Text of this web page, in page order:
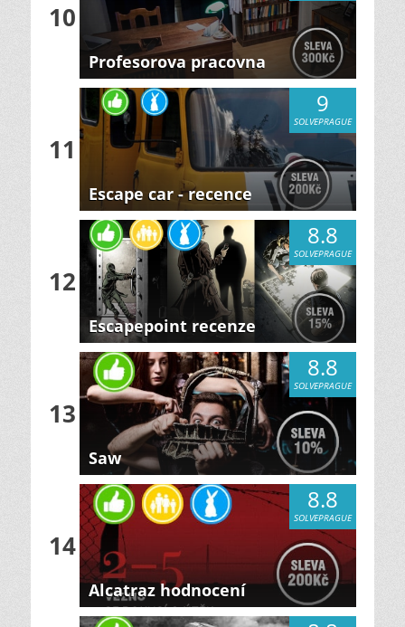
10
Profesorova pracovna
11
9
SOLVEPRAGUE
Escape car - recence
12
8.8
SOLVEPRAGUE
Escapepoint recenze
13
8.8
SOLVEPRAGUE
Saw
14
8.8
SOLVEPRAGUE
Alcatraz hodnocení